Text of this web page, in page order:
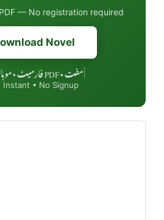
— No registration required
Novel
مفت • PDF فارمیٹ • موبائل فرینڈلی
Instant • No Signup